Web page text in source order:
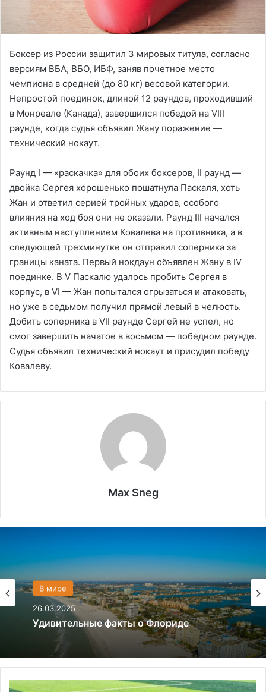
Боксер из России защитил 3 мировых титула, согласно
версиям ВБА, ВБО, ИБФ, заняв почетное место
чемпиона в средней (до 80 кг) весовой категории.
Непростой поединок, длиной 12 раундов, проходивший
в Монреале (Канада), завершился победой на VIII
раунде, когда судья объявил Жану поражение —
технический нокаут.
Раунд I — «раскачка» для обоих боксеров, II раунд —
двойка Сергея хорошенько пошатнула Паскаля, хоть
Жан и ответил серией тройных ударов, особого
влияния на ход боя они не оказали. Раунд III начался
активным наступлением Ковалева на противника, а в
следующей трехминутке он отправил соперника за
границы каната. Первый нокдаун объявлен Жану в IV
поединке. В V Паскалю удалось пробить Сергея в
корпус, в VI — Жан попытался огрызаться и атаковать,
но уже в седьмом получил прямой левый в челюсть.
Добить соперника в VII раунде Сергей не успел, но
смог завершить начатое в восьмом — победном раунде.
Судья объявил технический нокаут и присудил победу
Ковалеву.
Max Sneg
В мире
26.03.2025
Политика
28.03.2024
Что если, Трамп снова станет
президентом США?
М